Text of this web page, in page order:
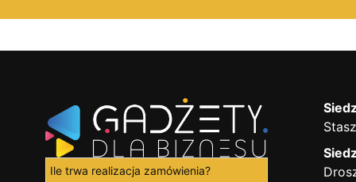
Ile trwa realizacja zamówienia?